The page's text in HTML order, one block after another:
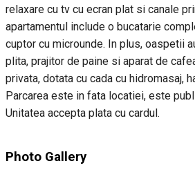
relaxare cu tv cu ecran plat si canale
apartamentul include o bucatarie
cuptor cu microunde. In plus, oaspetii
plita, prajitor de paine si aparat de
privata, dotata cu cada cu hidromasaj,
Parcarea este in fata locatiei, este
Unitatea accepta plata cu cardul.
Photo Gallery